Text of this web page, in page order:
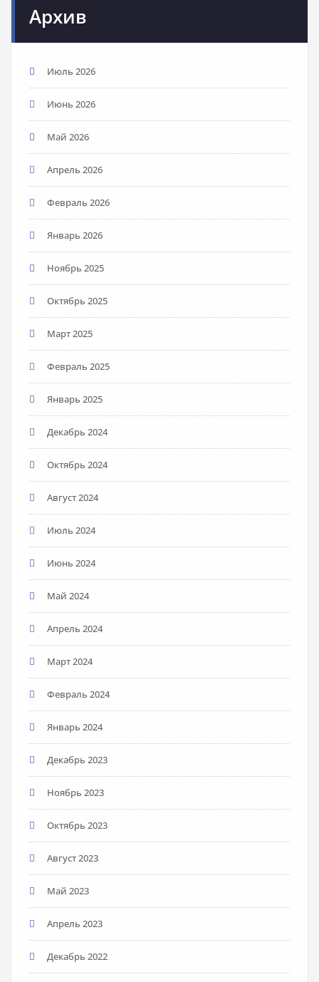
Архив
Июль 2026
Июнь 2026
Май 2026
Апрель 2026
Февраль 2026
Январь 2026
Ноябрь 2025
Октябрь 2025
Март 2025
Февраль 2025
Январь 2025
Декабрь 2024
Октябрь 2024
Август 2024
Июль 2024
Июнь 2024
Май 2024
Апрель 2024
Март 2024
Февраль 2024
Январь 2024
Декабрь 2023
Ноябрь 2023
Октябрь 2023
Август 2023
Май 2023
Апрель 2023
Декабрь 2022